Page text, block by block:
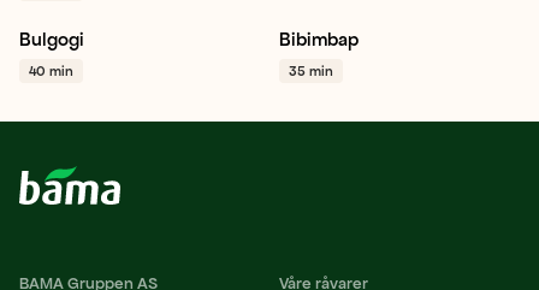
Shiitake
+ 1
Bulgogi
40 min
Vårløk
Gulrot
Bibimbap
35 min
BAMA Gruppen AS Våre råvarer